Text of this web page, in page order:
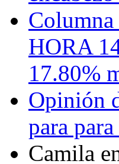
HORA
17.80%
Opinión
para
Camila